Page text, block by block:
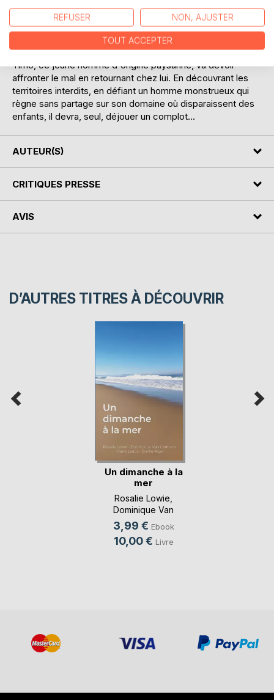
Ne pas se rendre, ce soir-là, en haut de cette montagne,
où il avait repéré des mouvements de torches dans la nuit.
Et surtout, après son réveil dans cette chambre d'hôtel, ne
pas se mettre sur les traces de son passé.
Timo, ce jeune homme d'origine paysanne, va devoir
affronter le mal en retournant chez lui. En découvrant les
territoires interdits, en défiant un homme monstrueux qui
règne sans partage sur son domaine où disparaissent des
enfants, il devra, seul, déjouer un complot...
AUTEUR(S)
CRITIQUES PRESSE
AVIS
D’AUTRES TITRES À DÉCOUVRIR
Un dimanche à la
mer
Rosalie Lowie
Dominique Van
Cotthem
3,99 € Ebook
10,00 € Livre
REFUSER NON, AJUSTER
TOUT ACCEPTER